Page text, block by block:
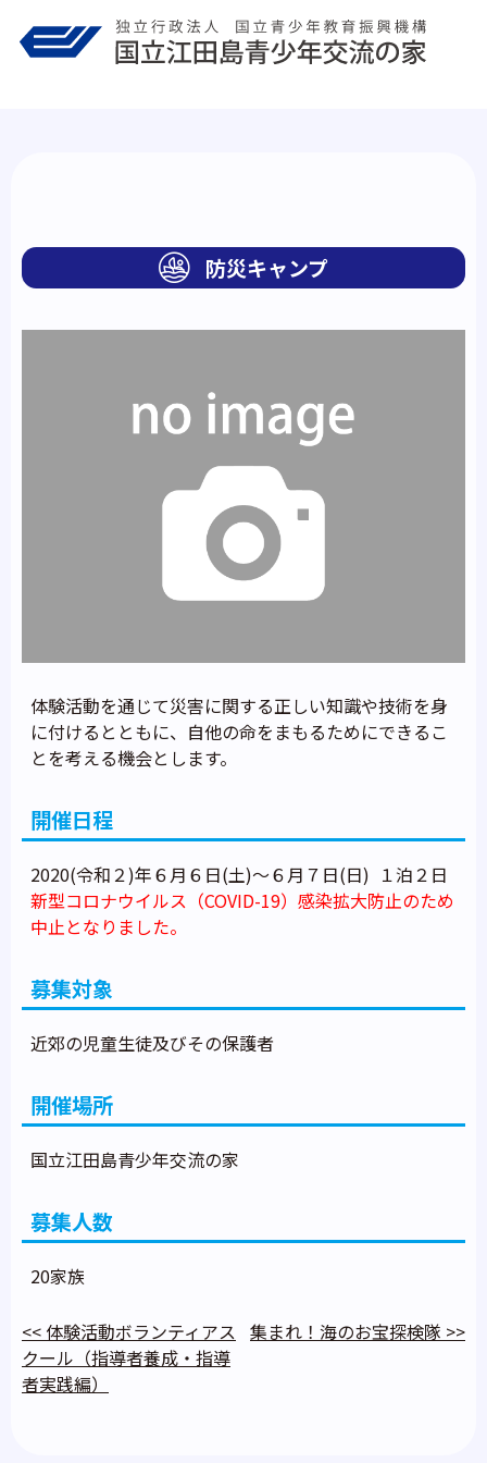
防災キャンプ
体験活動を通じて災害に関する正しい知識や技術を身
に付けるとともに、自他の命をまもるためにできるこ
とを考える機会とします。
開催日程
2020(令和２)年６月６日(土)～６月７日(日) １泊２日
新型コロナウイルス（COVID-19）感染拡大防止のため
中止となりました。
募集対象
近郊の児童生徒及びその保護者
開催場所
国立江田島青少年交流の家
募集人数
20家族
<< 体験活動ボランティアス
クール（指導者養成・指導
者実践編）
集まれ！海のお宝探検隊 >>